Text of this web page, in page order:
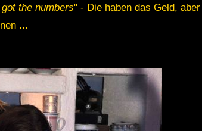
the numbers" - Die haben das Geld,
...